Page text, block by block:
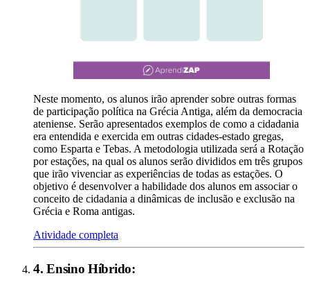
Neste momento, os alunos irão aprender sobre outras formas
de participação política na Grécia Antiga, além da democracia
ateniense. Serão apresentados exemplos de como a cidadania
era entendida e exercida em outras cidades-estado gregas,
como Esparta e Tebas. A metodologia utilizada será a Rotação
por estações, na qual os alunos serão divididos em três grupos
que irão vivenciar as experiências de todas as estações. O
objetivo é desenvolver a habilidade dos alunos em associar o
conceito de cidadania a dinâmicas de inclusão e exclusão na
Grécia e Roma antigas.
Atividade completa
4.Ensino Híbrido: